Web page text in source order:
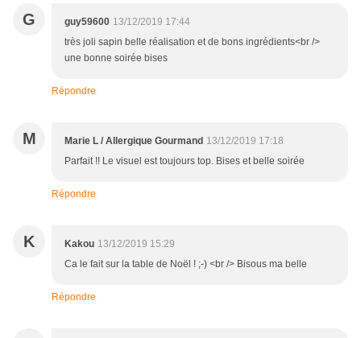
G guy59600 13/12/2019 17:44
très joli sapin belle réalisation et de bons ingrédients<br />
une bonne soirée bises
Répondre
M Marie L / Allergique Gourmand 13/12/2019 17:18
Parfait !! Le visuel est toujours top. Bises et belle soirée
Répondre
K Kakou 13/12/2019 15:29
Ca le fait sur la table de Noël ! ;-) <br /> Bisous ma belle
Répondre